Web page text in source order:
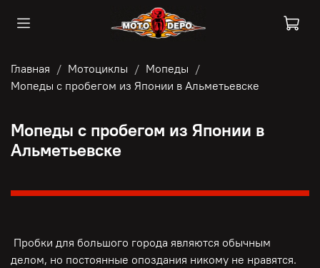
Главная Мотоциклы
Мопеды
Мопеды с пробегом из Японии в Альметьевске
Мопеды с пробегом из Японии в
Альметьевске
Пробки для большого города являются обычным
делом, но постоянные опоздания никому не нравятся.